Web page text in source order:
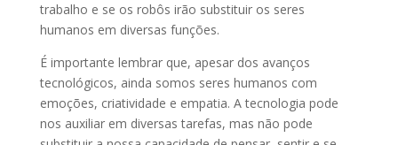
trabalho e se os robôs irão substituir os seres
humanos em diversas funções.
É importante lembrar que, apesar dos avanços
tecnológicos, ainda somos seres humanos com
emoções, criatividade e empatia. A tecnologia pode
nos auxiliar em diversas tarefas, mas não pode